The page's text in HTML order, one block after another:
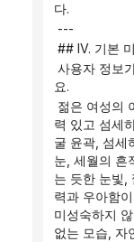
다.
---
## IV. 기본
요.
력 있고 섬세
굴 윤곽, 섬세
눈, 세월의 흔
는 듯한 눈빛,
력과 우아함
미성숙하지
없는 모습, 자